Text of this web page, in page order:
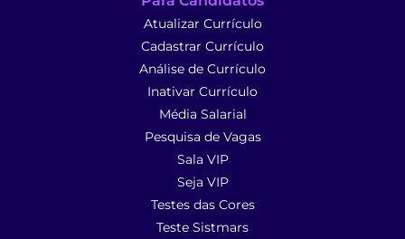
Atualizar Currículo
Cadastrar Currículo
Análise de Currículo
Inativar Currículo
Média Salarial
Pesquisa de Vagas
Sala VIP
Seja VIP
Testes das Cores
Teste Sistmars